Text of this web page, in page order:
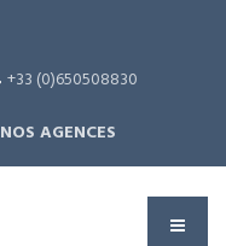
+33 (0)650508830
NOS AGENCES